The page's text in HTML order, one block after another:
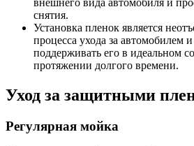
внешнего вида автомобиля и
снятия.
Установка пленок является
процесса ухода за автомобилем
поддерживать его в идеальном
протяжении долгого времени.
Уход за защитными
Регулярная мойка